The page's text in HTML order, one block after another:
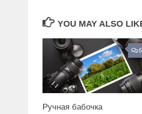
YOU MAY ALSO
6
Ручная бабочка